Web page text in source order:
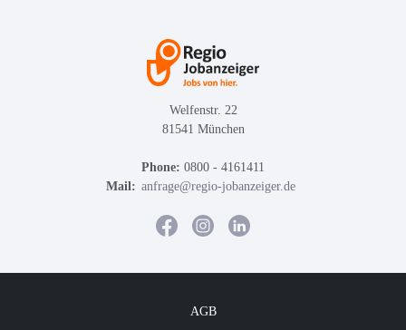
Welfenstr. 22
81541 München
Phone: 0800 - 4161411
Mail: anfrage@regio-jobanzeiger.de
AGB